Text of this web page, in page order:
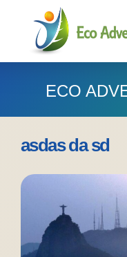
ECO
asdas da sd